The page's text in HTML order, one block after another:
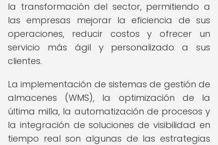
la transformación del sector, permitiendo a
las empresas mejorar la eficiencia de sus
operaciones, reducir costos y ofrecer un
servicio más ágil y personalizado a sus
clientes.
La implementación de sistemas de gestión de
almacenes (WMS), la optimización de la
última milla, la automatización de procesos y
la integración de soluciones de visibilidad en
tiempo real son algunas de las estrategias